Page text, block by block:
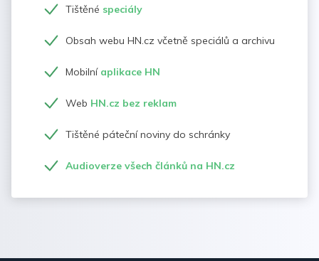
Tištěné speciály
Obsah webu HN.cz včetně speciálů a archivu
Mobilní aplikace HN
Web HN.cz bez reklam
Tištěné páteční noviny do schránky
Audioverze všech článků na HN.cz